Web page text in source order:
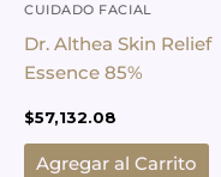
CUIDADO FACIAL
Dr. Althea Skin Relief
Essence 85%
$57,132.08
Agregar al Carrito